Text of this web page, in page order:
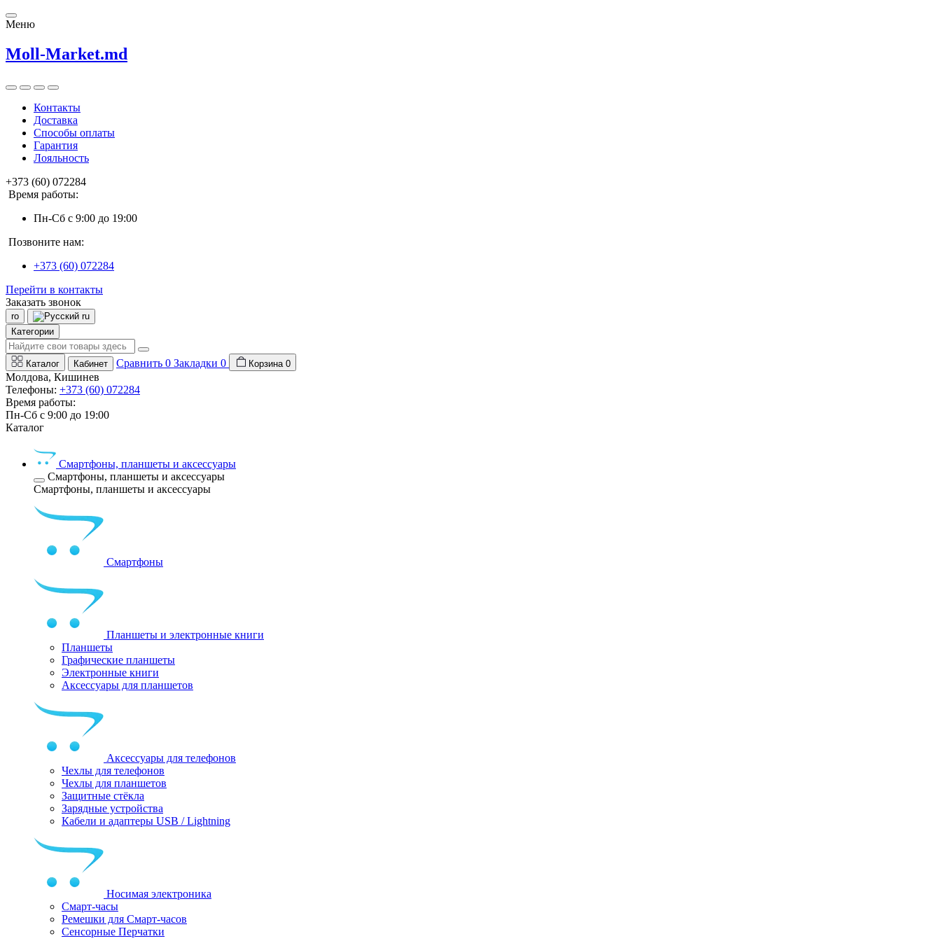
Меню
Moll-Market.md
Контакты
Доставка
Способы оплаты
Гарантия
Лояльность
+373 (60) 072284
Время работы:
Пн-Сб с 9:00 до 19:00
Позвоните нам:
+373 (60) 072284
Перейти в контакты
Заказать звонок
ro
ru
Категории
Каталог Кабинет Сравнить 0 Закладки 0 Корзина 0
Молдова, Кишинев
Телефоны: +373 (60) 072284
Время работы:
Пн-Сб с 9:00 до 19:00
Каталог
Смартфоны, планшеты и аксессуары
Смартфоны, планшеты и аксессуары
Смартфоны, планшеты и аксессуары
Смартфоны
Планшеты и электронные книги
Планшеты
Графические планшеты
Электронные книги
Аксессуары для планшетов
Аксессуары для телефонов
Чехлы для телефонов
Чехлы для планшетов
Защитные стёкла
Зарядные устройства
Кабели и адаптеры USB / Lightning
Носимая электроника
Смарт-часы
Ремешки для Смарт-часов
Сенсорные Перчатки